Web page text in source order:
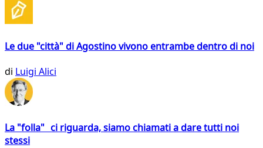
Le due "città" di Agostino vivono entrambe dentro di noi
di Luigi Alici
La "folla" ci riguarda, siamo chiamati a dare tutti noi
stessi